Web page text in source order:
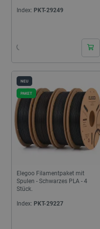
Index: PKT-29249
Elegoo Filamentpaket mit
Spulen - Schwarzes PLA - 4
Stück.
Index: PKT-29227
NEU
PAKET